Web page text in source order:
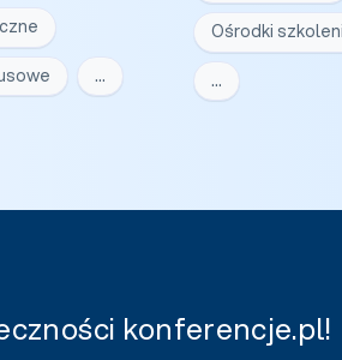
…
Ośrodki
…
konferencje.pl!